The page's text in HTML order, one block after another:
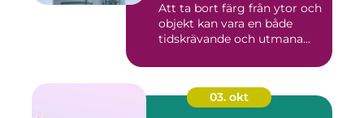
Att ta bort färg från ytor och
objekt kan vara en både
tidskrävande och utmana...
03. okt